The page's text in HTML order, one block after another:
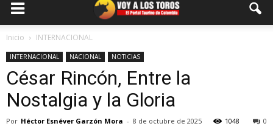
Inicio INTERNACIONAL
INTERNACIONAL NACIONAL NOTICIAS
César Rincón, Entre la
Nostalgia y la Gloria
Por Héctor Esnéver Garzón Mora - 8 de octubre de 2025 0
1048